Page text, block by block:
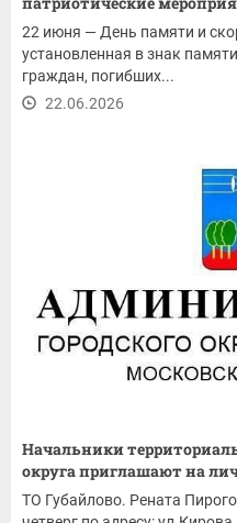
22 июня — День памяти и
установленная в знак
граждан, погибших...
22.06.2026
Начальники
округа приглашают на
ТО Губайлово. Рената